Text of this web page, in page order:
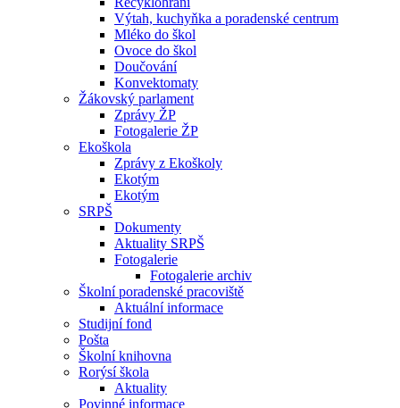
Výtah, kuchyňka a poradenské centrum
Mléko do škol
Ovoce do škol
Doučování
Konvektomaty
Žákovský parlament
Zprávy ŽP
Fotogalerie ŽP
Ekoškola
Zprávy z Ekoškoly
Ekotým
Ekotým
SRPŠ
Dokumenty
Aktuality SRPŠ
Fotogalerie
Fotogalerie archiv
Školní poradenské pracoviště
Aktuální informace
Studijní fond
Pošta
Školní knihovna
Rorýsí škola
Aktuality
Povinné informace